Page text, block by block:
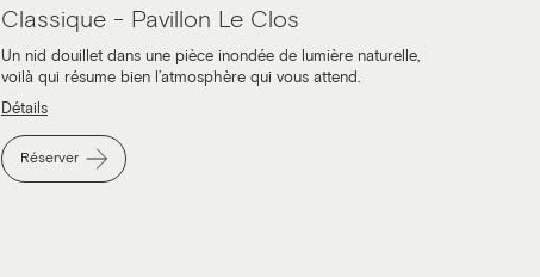
Classique - Pavillon Le Clos
Un nid douillet dans une pièce inondée de lumière naturelle,
voilà qui résume bien l’atmosphère qui vous attend.
Détails
Réserver